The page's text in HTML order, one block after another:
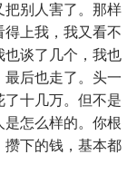
把别人害了。那样
得上我，我又看不
也谈了几个，我也
后也走了。头一
十几万。但不是
怎么样的。你根
攒下的钱，基本都